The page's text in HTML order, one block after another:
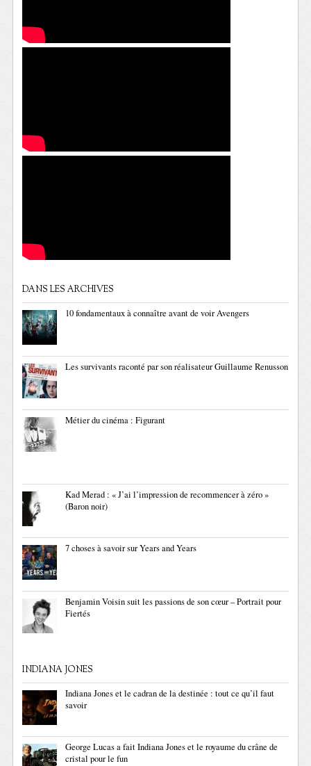
DANS LES ARCHIVES
10 fondamentaux à connaître avant de voir Avengers
Les survivants raconté par son réalisateur Guillaume Renusson
Métier du cinéma : Figurant
Kad Merad : « J’ai l’impression de recommencer à zéro »
(Baron noir)
7 choses à savoir sur Years and Years
Benjamin Voisin suit les passions de son cœur – Portrait pour
Fiertés
INDIANA JONES
Indiana Jones et le cadran de la destinée : tout ce qu’il faut
savoir
George Lucas a fait Indiana Jones et le royaume du crâne de
cristal pour le fun